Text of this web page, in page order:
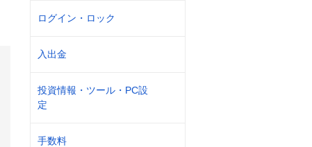
ログイン・ロック
入出金
投資情報・ツール・PC設
定
手数料